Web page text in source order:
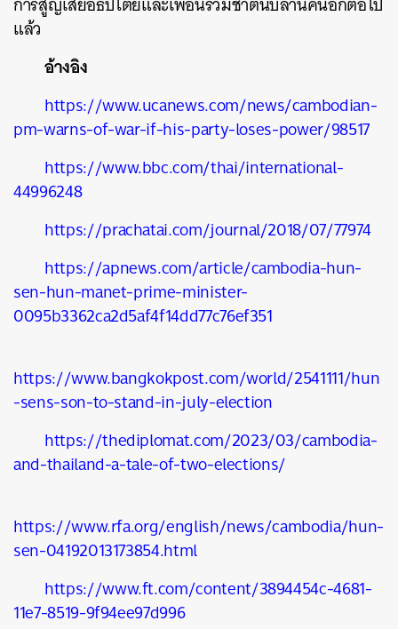
แล้ว
อ้างอิง
https://www.ucanews.com/news/cambodian-
pm-warns-of-war-if-his-party-loses-power/98517
https://www.bbc.com/thai/international-
44996248
https://prachatai.com/journal/2018/07/77974
https://apnews.com/article/cambodia-hun-
sen-hun-manet-prime-minister-
0095b3362ca2d5af4f14dd77c76ef351
https://www.bangkokpost.com/world/2541111/hun
-sens-son-to-stand-in-july-election
https://thediplomat.com/2023/03/cambodia-
and-thailand-a-tale-of-two-elections/
https://www.rfa.org/english/news/cambodia/hun-
sen-04192013173854.html
https://www.ft.com/content/3894454c-4681-
11e7-8519-9f94ee97d996